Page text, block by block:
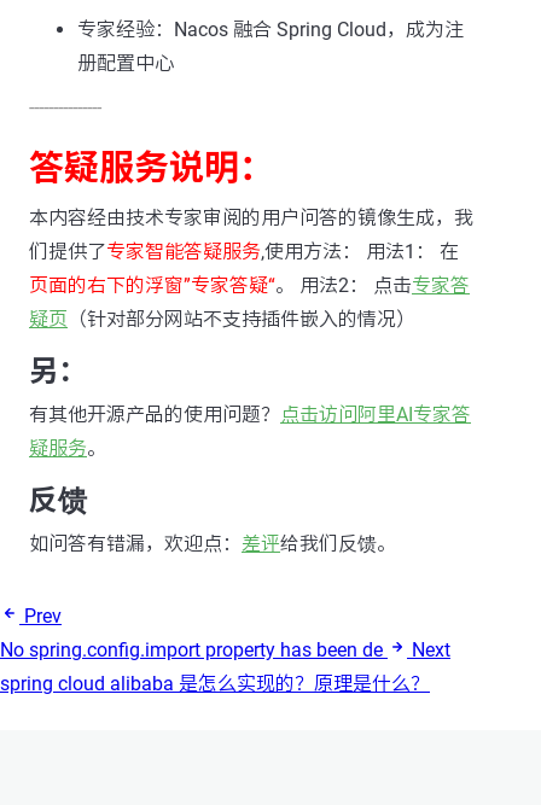
专家经验：Nacos 融合 Spring Cloud，成为注
册配置中心
---------------
答疑服务说明：
本内容经由技术专家审阅的用户问答的镜像生成，我
们提供了专家智能答疑服务,使用方法： 用法1： 在
页面的右下的浮窗”专家答疑“。 用法2： 点击专家答
疑页 （针对部分网站不支持插件嵌入的情况）
另：
有其他开源产品的使用问题？
点击访问阿里AI专家答
疑服务。
反馈
如问答有错漏，欢迎点： 差评给我们反馈。
Prev
No spring.config.import property has been de
Next
spring cloud alibaba 是怎么实现的？原理是什么？